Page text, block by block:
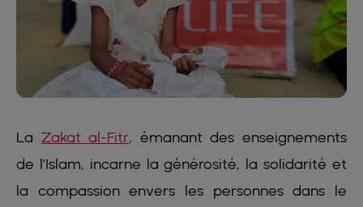
La Zakat al-Fitr, émanant des enseignements
de l’Islam, incarne la générosité, la solidarité et
la compassion envers les personnes dans le